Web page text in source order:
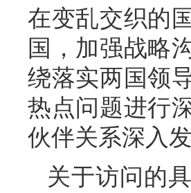
在变乱交织的
国，加强战略
绕落实两国领
热点问题进行
伙伴关系深入
关于访问的